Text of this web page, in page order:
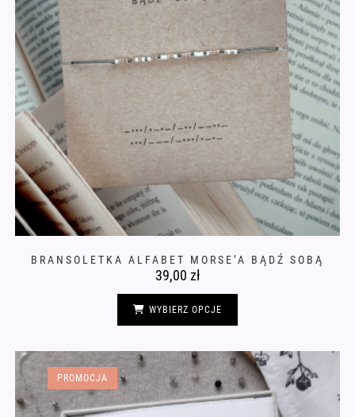
BRANSOLETKA ALFABET MORSE’A BĄDŹ SOBĄ
39,00 zł
WYBIERZ OPCJE
Ten
Opcje
można
wybrać
na
stronie
produktu
PROMOCJA